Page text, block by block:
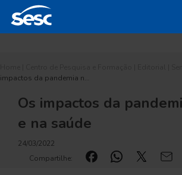
impactos da pandemia n…
Os impactos da
e na saúde
24/03/2022
Compartilhe: